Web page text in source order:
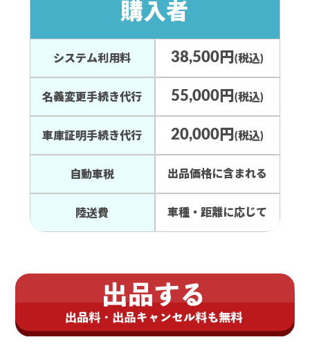
購入者
システム利用料 38,500円(税込)
名義変更手続き代行 55,000円(税込)
車庫証明手続き代行 20,000円(税込)
自動車税 出品価格に含まれる
陸送費 車種・距離に応じて